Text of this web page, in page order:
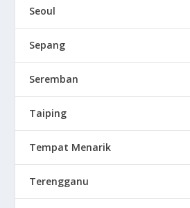
Seoul
Sepang
Seremban
Taiping
Tempat Menarik
Terengganu